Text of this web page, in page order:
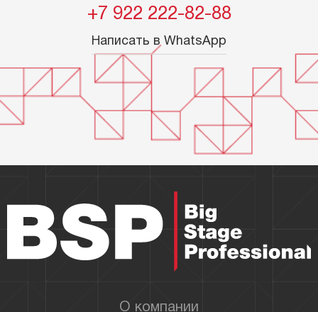
+7 922 222-82-88
Написать в WhatsApp
О компании